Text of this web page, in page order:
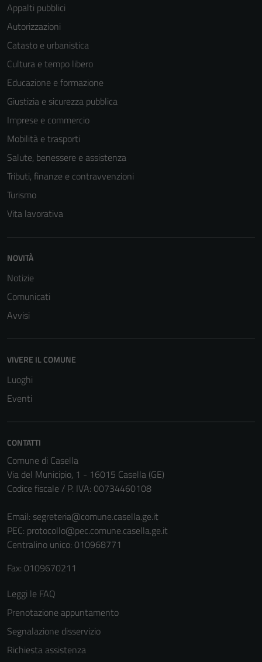
Appalti pubblici
Autorizzazioni
Catasto e urbanistica
Cultura e tempo libero
Educazione e formazione
Giustizia e sicurezza pubblica
Imprese e commercio
Mobilità e trasporti
Salute, benessere e assistenza
Tributi, finanze e contravvenzioni
Turismo
Vita lavorativa
NOVITÀ
Notizie
Comunicati
Avvisi
VIVERE IL COMUNE
Luoghi
Eventi
CONTATTI
Comune di Casella
Via del Municipio, 1 - 16015 Casella (GE)
Codice fiscale / P. IVA: 00734460108
Email: segreteria@comune.casella.ge.it
PEC: protocollo@pec.comune.casella.ge.it
Centralino unico: 010968771
Fax: 0109670211
Leggi le FAQ
Prenotazione appuntamento
Segnalazione disservizio
Richiesta assistenza